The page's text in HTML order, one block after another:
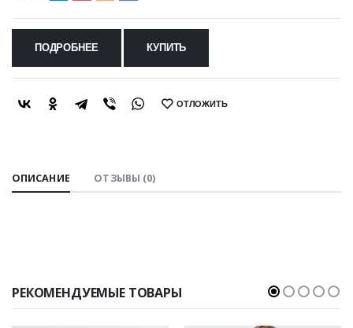
ПОДРОБНЕЕ КУПИТЬ
SHARE: ОТЛОЖИТЬ
ОПИСАНИЕ ОТЗЫВЫ (0)
РЕКОМЕНДУЕМЫЕ ТОВАРЫ